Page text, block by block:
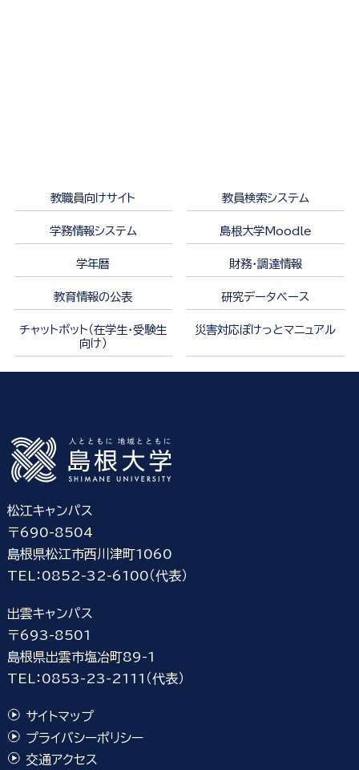
教職員向けサイト 教員検索システム
学務情報システム 島根大学Moodle
学年暦 財務・調達情報
教育情報の公表 研究データベース
チャットボット（在学生・受験生
向け）
災害対応ぽけっとマニュアル
松江キャンパス
〒690-8504
島根県松江市西川津町1060
TEL：0852-32-6100（代表）
出雲キャンパス
〒693-8501
島根県出雲市塩冶町89-1
TEL：0853-23-2111（代表）
サイトマップ
プライバシーポリシー
交通アクセス